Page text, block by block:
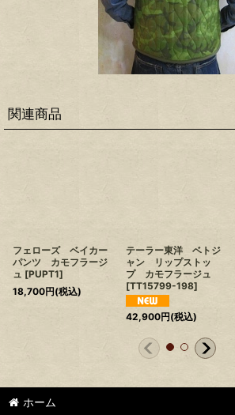
関連商品
フェローズ ベイカー
パンツ カモフラージ
ュ [PUPT1]
18,700円(税込)
テーラー東洋 ベトジ
ャン リップストッ
プ カモフラージュ
[TT15799-198]
42,900円(税込)
ホーム